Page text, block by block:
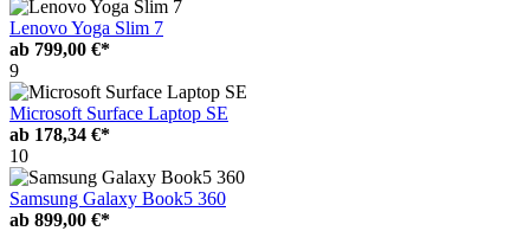
Lenovo Yoga Slim 7
ab 799,00 €*
9
Microsoft Surface Laptop SE
ab 178,34 €*
10
Samsung Galaxy Book5 360
ab 899,00 €*